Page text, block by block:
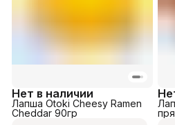
Нет в наличии
Лапша Otoki Cheesy Ramen
Cheddar 90гр